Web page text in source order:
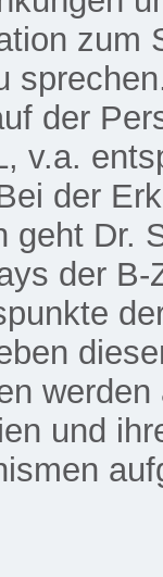
zum
der
v.a.
der
geht Dr.
der
werden
und